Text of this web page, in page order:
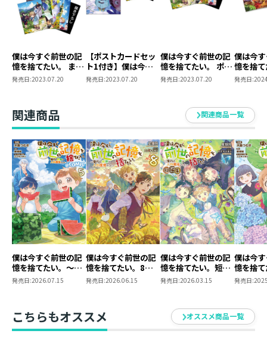
■ポストカードセット情報
ポストカードセット購入者限定特典！星畑旭先生書き下
ろしSS付き！
原作イラストを使用した5枚1組のポストカードセット！
スズキイオリ先生の描き下ろしイラスト付き！
ポストカードイラスト
１）１巻カバー
２）１巻口絵
３）２巻カバー
４）２巻口絵
５）描き下ろし
■著者紹介
星畑旭（ホシハタ アサヒ）
雪国の住人なので、この巻は子供の頃に楽しかった冬の
遊びなどを思い出しながら書きました。
魔砕村の冬は全然違って、かなり手強そうですが……。
本が出るのは夏頃なので、暑い日々の中、ひんやりした
スズキイオリ
僕は今すぐ前世の記
憶を捨てたい。 まと
め買いセット（原作
小説第4巻＋コミッ
発売日:2023.07.20
【ポストカードセッ
ト1付き】僕は今す
ぐ前世の記憶を捨て
たい。4
発売日:2023.07.20
僕は今すぐ前世の記
憶を捨てたい。 ポス
トカードセット1
発売日:2023.07.20
僕は今
憶を捨
トカー
発売日:
関連商品 関連商品一覧
僕は今すぐ前世の記
憶を捨てたい。～憧
れの田舎は人外魔境
発売日:2026.07.15
僕は今すぐ前世の記
憶を捨てたい。8～
憧れの田舎は人外魔
発売日:2026.06.15
僕は今すぐ前世の記
憶を捨てたい。短編
集～憧れの田舎は人
発売日:2026.03.15
僕は今
憶を捨
れの田
発売日:
こちらもオススメ オススメ商品一覧